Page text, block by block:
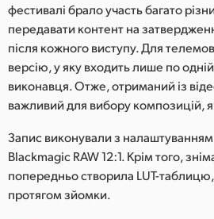
фестивалі брало участь багато
передавати контент на
після кожного виступу. Для
версію, у яку входить лише по одній
виконавця. Отже, отриманий із
важливий для вибору композицій,
Запис виконували з
Blackmagic RAW 12:1. Крім того,
попередньо створила LUT-
протягом зйомки.